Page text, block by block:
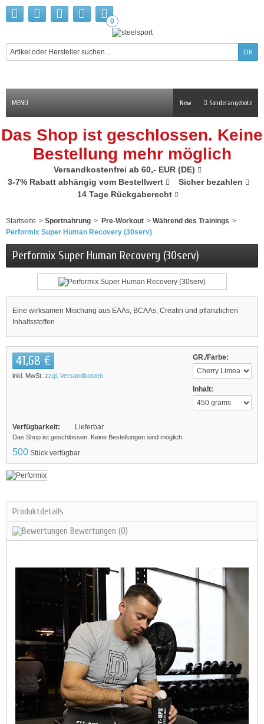
0
MENU Sonderangebote
New
Das Shop ist geschlossen. Keine
Bestellung mehr möglich
Versandkostenfrei ab 60,- EUR (DE)
3-7% Rabatt abhängig vom Bestellwert
Sicher bezahlen
14 Tage Rückgaberecht
Startseite > Sportnahrung > Pre-Workout > Während des Trainings >
Performix Super Human Recovery (30serv)
Performix Super Human Recovery (30serv)
Eine wirksamen Mischung aus EAAs, BCAAs, Creatin und pflanzlichen
Inhaltsstoffen
GR./Farbe:
Inhalt:
41,68 €
inkl. MwSt. zzgl. Versandkosten
Verfügbarkeit: Lieferbar
Das Shop ist geschlossen. Keine Bestellungen sind möglich.
500 Stück verfügbar
Produktdetails
Bewertungen (0)